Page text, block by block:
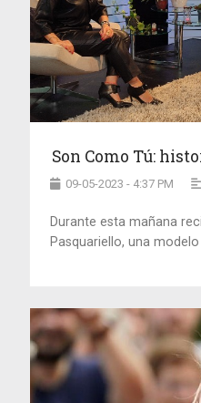
Son Como Tú:
09-05-2023 - 4:37 PM
Durante esta mañana
Pasquariello, una modelo